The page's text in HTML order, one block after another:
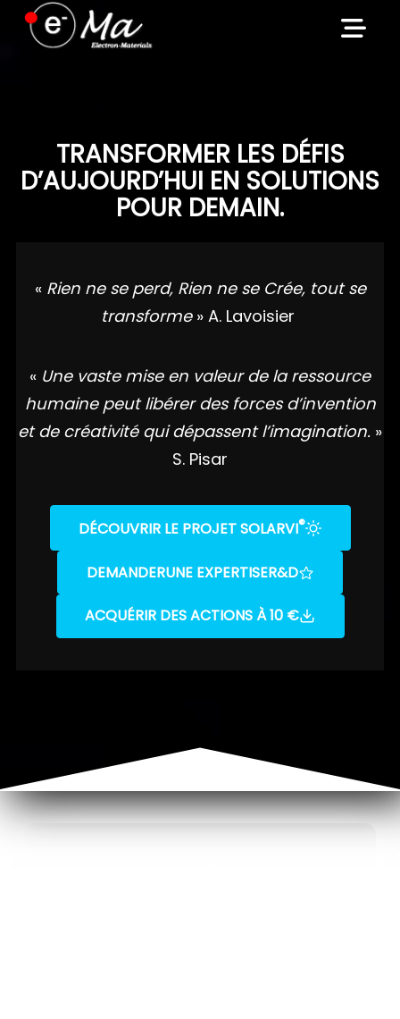
Skip
TRANSFORMER LES DÉFIS
D’AUJOURD’HUI EN SOLUTIONS
POUR DEMAIN.
« Rien ne se perd, Rien ne se Crée, tout se
transforme » A. Lavoisier
« Une vaste mise en valeur de la ressource
humaine peut libérer des forces d’invention
et de créativité qui dépassent l’imagination. »
S. Pisar
DÉCOUVRIR LE PROJET SOLARVI®
DEMANDERUNE EXPERTISER&D
ACQUÉRIR DES ACTIONS À 10 €